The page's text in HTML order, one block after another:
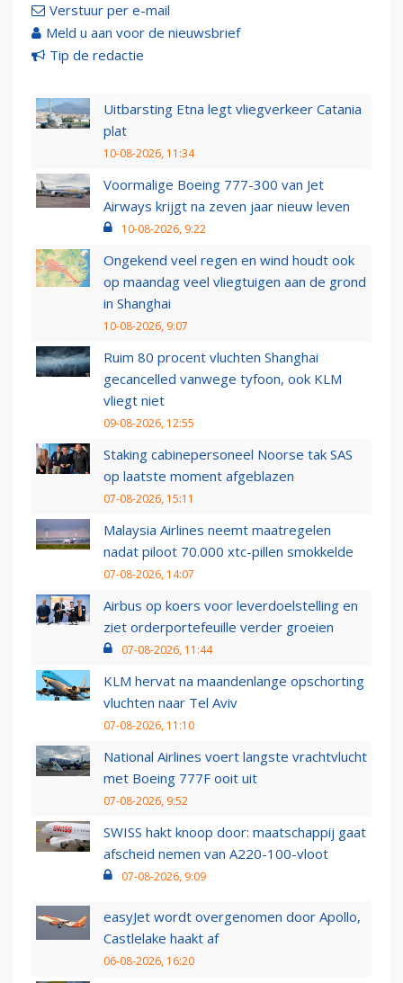
Verstuur per e-mail
Meld u aan voor de nieuwsbrief
Tip de redactie
Uitbarsting Etna legt vliegverkeer Catania
plat
10-08-2026, 11:34
Voormalige Boeing 777-300 van Jet
Airways krijgt na zeven jaar nieuw leven
10-08-2026, 9:22
Ongekend veel regen en wind houdt ook
op maandag veel vliegtuigen aan de grond
in Shanghai
10-08-2026, 9:07
Ruim 80 procent vluchten Shanghai
gecancelled vanwege tyfoon, ook KLM
vliegt niet
09-08-2026, 12:55
Staking cabinepersoneel Noorse tak SAS
op laatste moment afgeblazen
07-08-2026, 15:11
Malaysia Airlines neemt maatregelen
nadat piloot 70.000 xtc-pillen smokkelde
07-08-2026, 14:07
Airbus op koers voor leverdoelstelling en
ziet orderportefeuille verder groeien
07-08-2026, 11:44
KLM hervat na maandenlange opschorting
vluchten naar Tel Aviv
07-08-2026, 11:10
National Airlines voert langste vrachtvlucht
met Boeing 777F ooit uit
07-08-2026, 9:52
SWISS hakt knoop door: maatschappij gaat
afscheid nemen van A220-100-vloot
07-08-2026, 9:09
easyJet wordt overgenomen door Apollo,
Castlelake haakt af
06-08-2026, 16:20